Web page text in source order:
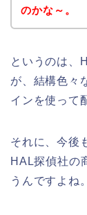
のかな～。
というのは、
が、結構色々
インを使って
それに、今後
HAL探偵社の
うんですよね。